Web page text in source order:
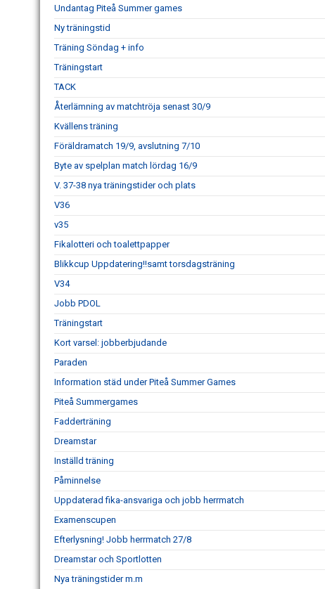
Undantag Piteå Summer games
Ny träningstid
Träning Söndag + info
Träningstart
TACK
Återlämning av matchtröja senast 30/9
Kvällens träning
Föräldramatch 19/9, avslutning 7/10
Byte av spelplan match lördag 16/9
V. 37-38 nya träningstider och plats
V36
v35
Fikalotteri och toalettpapper
Blikkcup Uppdatering!!samt torsdagsträning
V34
Jobb PDOL
Träningstart
Kort varsel: jobberbjudande
Paraden
Information städ under Piteå Summer Games
Piteå Summergames
Fadderträning
Dreamstar
Inställd träning
Påminnelse
Uppdaterad fika-ansvariga och jobb herrmatch
Examenscupen
Efterlysning! Jobb herrmatch 27/8
Dreamstar och Sportlotten
Nya träningstider m.m